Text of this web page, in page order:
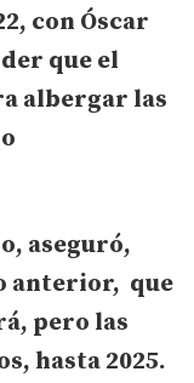
con Óscar
que el
albergar las
aseguró,
anterior, que
pero las
hasta 2025.